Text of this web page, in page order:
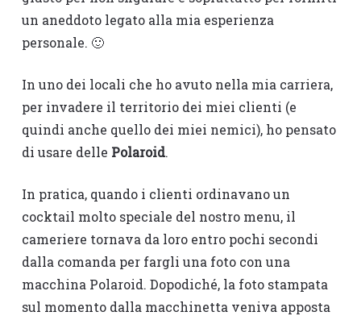
un aneddoto legato alla mia esperienza
personale. 🙂
In uno dei locali che ho avuto nella mia carriera,
per invadere il territorio dei miei clienti (e
quindi anche quello dei miei nemici), ho pensato
di usare delle Polaroid.
In pratica, quando i clienti ordinavano un
cocktail molto speciale del nostro menu, il
cameriere tornava da loro entro pochi secondi
dalla comanda per fargli una foto con una
macchina Polaroid. Dopodiché, la foto stampata
sul momento dalla macchinetta veniva apposta